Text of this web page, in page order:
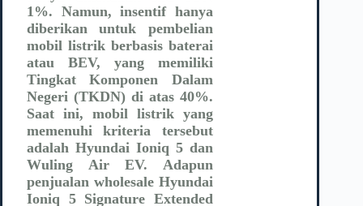
1%. Namun, insentif hanya
diberikan untuk pembelian
mobil listrik berbasis baterai
atau BEV, yang memiliki
Tingkat Komponen Dalam
Negeri (TKDN) di atas 40%.
Saat ini, mobil listrik yang
memenuhi kriteria tersebut
adalah Hyundai Ioniq 5 dan
Wuling Air EV. Adapun
penjualan wholesale Hyundai
Ioniq 5 Signature Extended